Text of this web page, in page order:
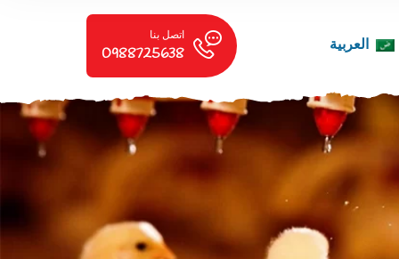
العربية
اتصل بنا
0988725638